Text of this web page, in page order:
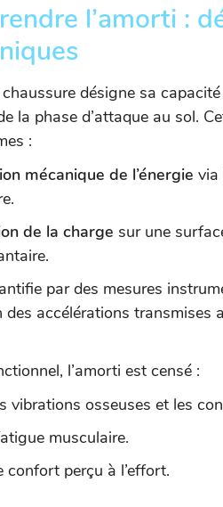
l’amorti :
chaussure désigne sa
la phase d’attaque au sol.
:
mécanique de l’énergie via
de la charge sur une
par des mesures
des accélérations transmises
l’amorti est censé :
vibrations osseuses et les
musculaire.
confort perçu à l’effort.